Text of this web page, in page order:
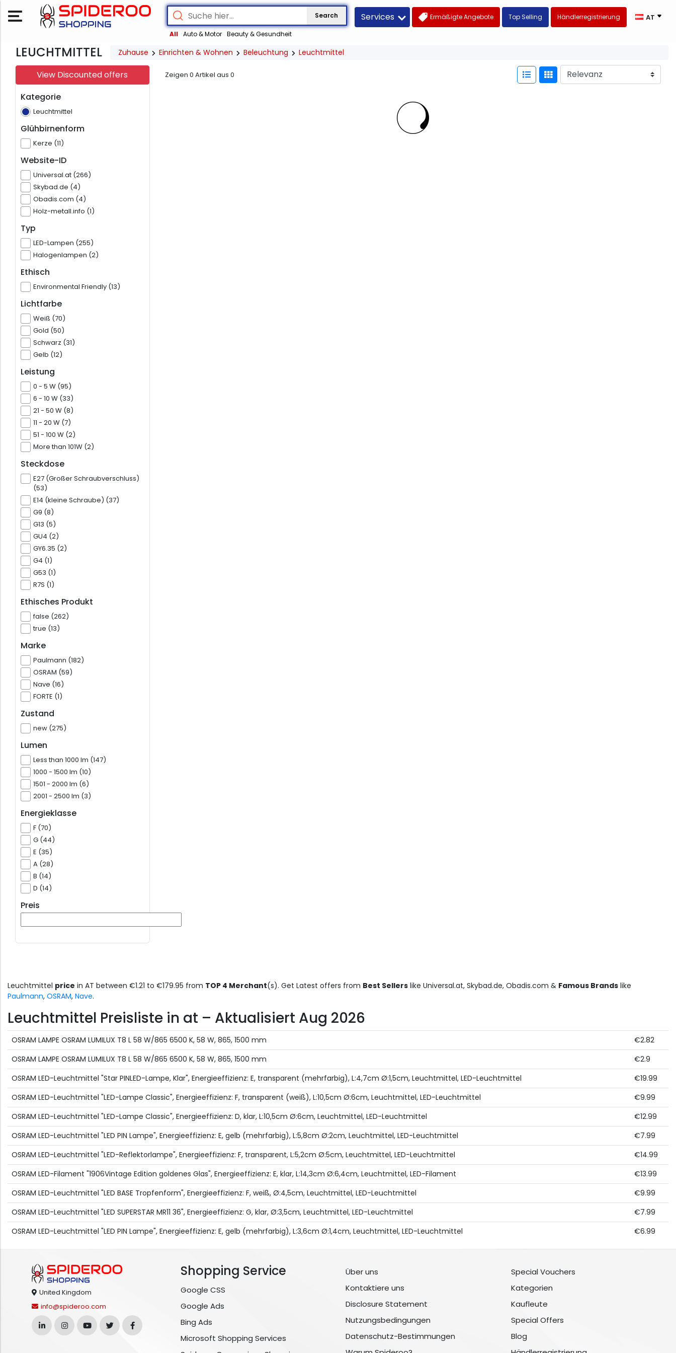
Search
All Auto & Motor Beauty & Gesundheit
Services Ermäßigte Angebote Top Selling Händlerregistrierung AT
LEUCHTMITTEL Zuhause Einrichten & Wohnen Beleuchtung Leuchtmittel
View Discounted offers
Kategorie
Leuchtmittel
Glühbirnenform
Kerze (11)
Website-ID
Universal.at (266)
Skybad.de (4)
Obadis.com (4)
Holz-metall.info (1)
Typ
LED-Lampen (255)
Halogenlampen (2)
Ethisch
Environmental Friendly (13)
Lichtfarbe
Weiß (70)
Gold (50)
Schwarz (31)
Gelb (12)
Leistung
0 - 5 W (95)
6 - 10 W (33)
21 - 50 W (8)
11 - 20 W (7)
51 - 100 W (2)
More than 101W (2)
Steckdose
E27 (Großer Schraubverschluss)
(53)
E14 (kleine Schraube) (37)
G9 (8)
G13 (5)
GU4 (2)
GY6.35 (2)
G4 (1)
G53 (1)
R7S (1)
Ethisches Produkt
false (262)
true (13)
Marke
Paulmann (182)
OSRAM (59)
Nave (16)
FORTE (1)
Zustand
new (275)
Lumen
Less than 1000 lm (147)
1000 - 1500 lm (10)
1501 - 2000 lm (6)
2001 - 2500 lm (3)
Energieklasse
F (70)
G (44)
E (35)
A (28)
B (14)
D (14)
Preis
Zeigen 0 Artikel aus 0
Leuchtmittel price in AT between €1.21 to €179.95 from TOP 4 Merchant(s). Get Latest offers from Best Sellers like Universal.at, Skybad.de, Obadis.com & Famous Brands like
Paulmann, OSRAM, Nave.
Leuchtmittel Preisliste in at – Aktualisiert Aug 2026
OSRAM LAMPE OSRAM LUMILUX T8 L 58 W/865 6500 K, 58 W, 865, 1500 mm
€2.82
OSRAM LAMPE OSRAM LUMILUX T8 L 58 W/865 6500 K, 58 W, 865, 1500 mm
€2.9
OSRAM LED-Leuchtmittel "Star PINLED-Lampe, Klar", Energieeffizienz: E, transparent (mehrfarbig), L:4,7cm Ø:1,5cm, Leuchtmittel, LED-Leuchtmittel
€19.99
OSRAM LED-Leuchtmittel "LED-Lampe Classic", Energieeffizienz: F, transparent (weiß), L:10,5cm Ø:6cm, Leuchtmittel, LED-Leuchtmittel
€9.99
OSRAM LED-Leuchtmittel "LED-Lampe Classic", Energieeffizienz: D, klar, L:10,5cm Ø:6cm, Leuchtmittel, LED-Leuchtmittel
€12.99
OSRAM LED-Leuchtmittel "LED PIN Lampe", Energieeffizienz: E, gelb (mehrfarbig), L:5,8cm Ø:2cm, Leuchtmittel, LED-Leuchtmittel
€7.99
OSRAM LED-Leuchtmittel "LED-Reflektorlampe", Energieeffizienz: F, transparent, L:5,2cm Ø:5cm, Leuchtmittel, LED-Leuchtmittel
€14.99
OSRAM LED-Filament "1906Vintage Edition goldenes Glas", Energieeffizienz: E, klar, L:14,3cm Ø:6,4cm, Leuchtmittel, LED-Filament
€13.99
OSRAM LED-Leuchtmittel "LED BASE Tropfenform", Energieeffizienz: F, weiß, Ø:4,5cm, Leuchtmittel, LED-Leuchtmittel
€9.99
OSRAM LED-Leuchtmittel "LED SUPERSTAR MR11 36", Energieeffizienz: G, klar, Ø:3,5cm, Leuchtmittel, LED-Leuchtmittel
€7.99
OSRAM LED-Leuchtmittel "LED PIN Lampe", Energieeffizienz: E, gelb (mehrfarbig), L:3,6cm Ø:1,4cm, Leuchtmittel, LED-Leuchtmittel
€6.99
United Kingdom
info@spideroo.com
Shopping Service
Google CSS
Google Ads
Bing Ads
Microsoft Shopping Services
Über uns
Kontaktiere uns
Disclosure Statement
Nutzungsbedingungen
Datenschutz-Bestimmungen
Special Vouchers
Kategorien
Kaufleute
Special Offers
Blog